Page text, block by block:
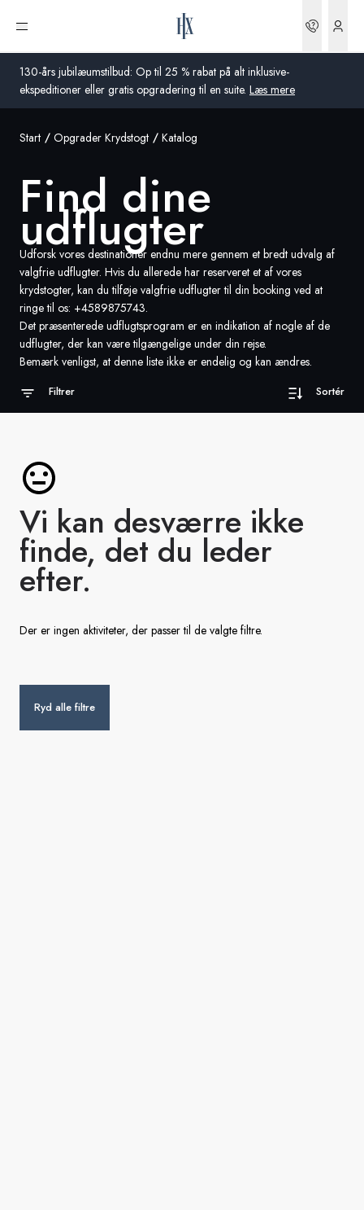
130-års jubilæumstilbud: Op til 25 % rabat på alt inklusive-
ekspeditioner eller gratis opgradering til en suite. Læs mere
Åbn menu
Danmark
Australien
Storbritannien
USA
Tyskland
Schweiz
Frankrig
Global
Start Opgrader Krydstogt Katalog
Find dine
udflugter
Udforsk vores destinationer endnu mere gennem et bredt udvalg af
valgfrie udflugter. Hvis du allerede har reserveret et af vores
krydstogter, kan du tilføje valgfrie udflugter til din booking ved at
ringe til os: +4589875743.
Det præsenterede udflugtsprogram er en indikation af nogle af de
udflugter, der kan være tilgængelige under din rejse.
Bemærk venligst, at denne liste ikke er endelig og kan ændres.
Filtrer Sortér
Vi kan desværre ikke
finde, det du leder
efter.
Der er ingen aktiviteter, der passer til de valgte filtre.
Ryd alle filtre